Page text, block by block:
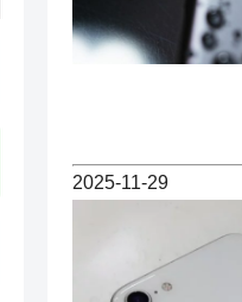
2025-11-29